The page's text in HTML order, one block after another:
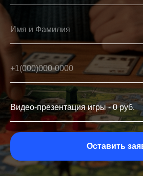
Имя и Фамилия
+1(000)000-0000
Оставить